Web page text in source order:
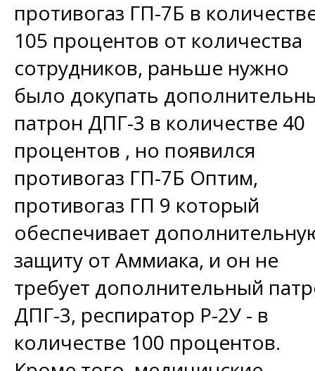
противогаз ГП-7Б в
105 процентов от количества
сотрудников, раньше нужно
было докупать
патрон ДПГ-3 в количестве 40
процентов , но появился
противогаз ГП-7Б Оптим,
противогаз ГП 9 который
обеспечивает
защиту от Аммиака, и он не
требует дополнительный
ДПГ-3, респиратор Р-2У - в
количестве 100 процентов.